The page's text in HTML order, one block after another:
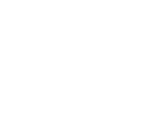
macie zamiar, żeby
Pamiętajcie, że